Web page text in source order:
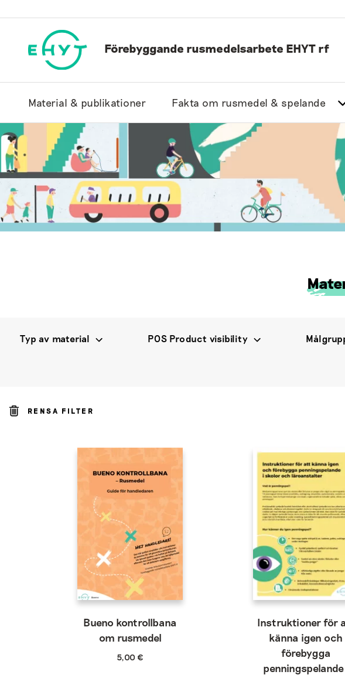
till
Förebyggande rusmedelsarbete EHYT rf
Material & publikationer Fakta om rusmedel & spelande
Typ av material POS Product visibility
RENSA FILTER
Bueno kontrollbana
om rusmedel
5,00 €
Instruktioner för
känna igen och
förebygga